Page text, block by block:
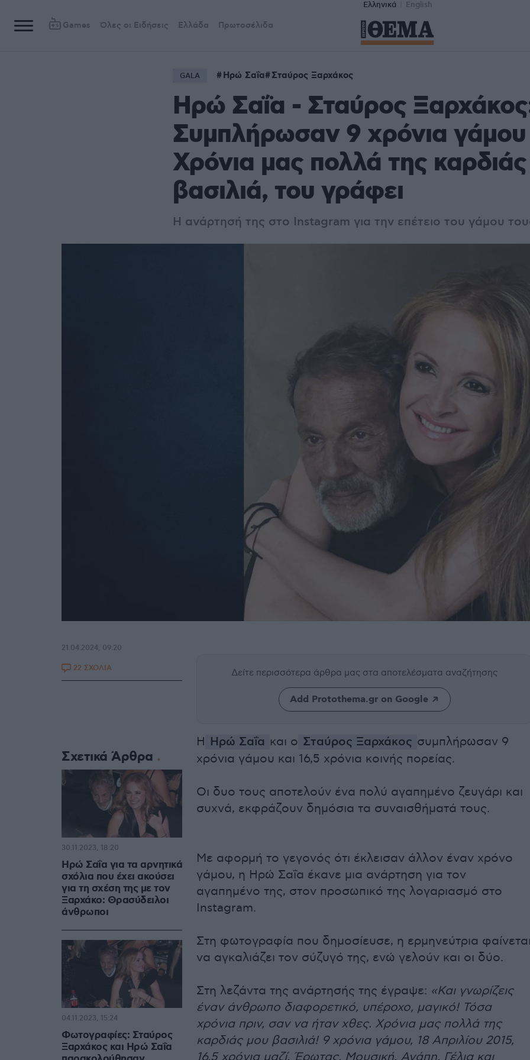
Ελληνικά English
Games Όλες οι Ειδήσεις Ελλάδα Πρωτοσέλιδα
GALA Ηρώ Σαΐα Σταύρος Ξαρχάκος
Ηρώ Σαΐα - Σταύρος
Συμπλήρωσαν 9 χρόνια
Χρόνια μας πολλά της
βασιλιά, του γράφει
Η ανάρτησή της στο Instagram για την επέτειο του γάμου
Δείτε περισσότερα άρθρα μας στα αποτελέσματα αναζήτησης
Add Protothema.gr on Google
H Ηρώ Σαΐα και ο Σταύρος Ξαρχάκος συμπλήρωσαν 9
χρόνια γάμου και 16,5 χρόνια κοινής πορείας.
Οι δυο τους αποτελούν ένα πολύ αγαπημένο ζευγάρι και
συχνά, εκφράζουν δημόσια τα συναισθήματά τους.
Με αφορμή το γεγονός ότι έκλεισαν άλλον έναν χρόνο
γάμου, η Ηρώ Σαΐα έκανε μια ανάρτηση για τον
αγαπημένο της, στον προσωπικό της λογαριασμό στο
Instagram.
Στη φωτογραφία που δημοσίευσε, η ερμηνεύτρια
να αγκαλιάζει τον σύζυγό της, ενώ γελούν και οι δύο.
Στη λεζάντα της ανάρτησής της έγραψε: «Και γνωρίζεις
έναν άνθρωπο διαφορετικό, υπέροχο, μαγικό! Τόσα
χρόνια πριν, σαν να ήταν χθες. Χρόνια μας πολλά της
καρδιάς μου βασιλιά! 9 χρόνια γάμου, 18 Απριλίου 2015,
16,5 χρόνια μαζί. Έρωτας. Μουσική. Αγάπη. Γέλια και
21.04.2024, 09:20
22 ΣΧΟΛΙΑ
Σχετικά Άρθρα
Ηρώ Σαΐα για τα αρνητικά
σχόλια που έχει ακούσει
για τη σχέση της με τον
Ξαρχάκο: Θρασύδειλοι
άνθρωποι
30.11.2023, 18:20
Φωτογραφίες: Σταύρος
Ξαρχάκος και Ηρώ Σαΐα
04.11.2023, 15:24